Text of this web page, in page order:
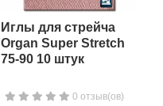
Иглы для стрейча
Organ Super Stretch
75-90 10 штук
0 отзыв(ов)